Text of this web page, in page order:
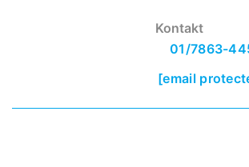
Kontakt
01/7863-
[email